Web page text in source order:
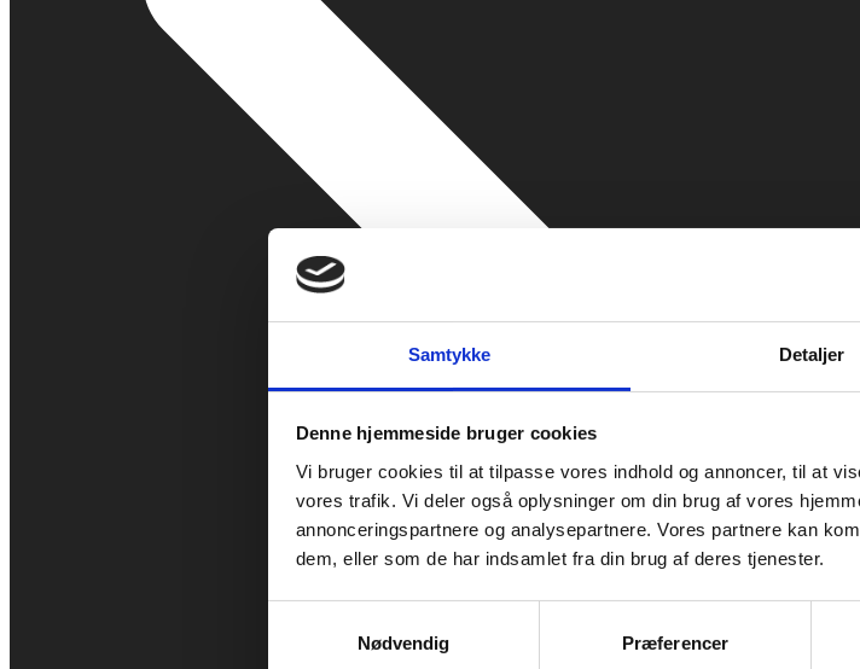
Samtykke Detaljer
Denne hjemmeside bruger cookies
Vi bruger cookies til at tilpasse vores indhold og annoncer, til at
vores trafik. Vi deler også oplysninger om din brug af vores
annonceringspartnere og analysepartnere. Vores partnere kan
dem, eller som de har indsamlet fra din brug af deres tjenester.
Nødvendig
Præferencer